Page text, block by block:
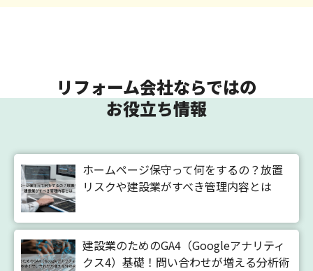
リフォーム会社ならではの
お役立ち情報
ホームページ保守って何をするの？放置
リスクや建設業がすべき管理内容とは
建設業のためのGA4（Googleアナリティ
クス4）基礎！問い合わせが増える分析術